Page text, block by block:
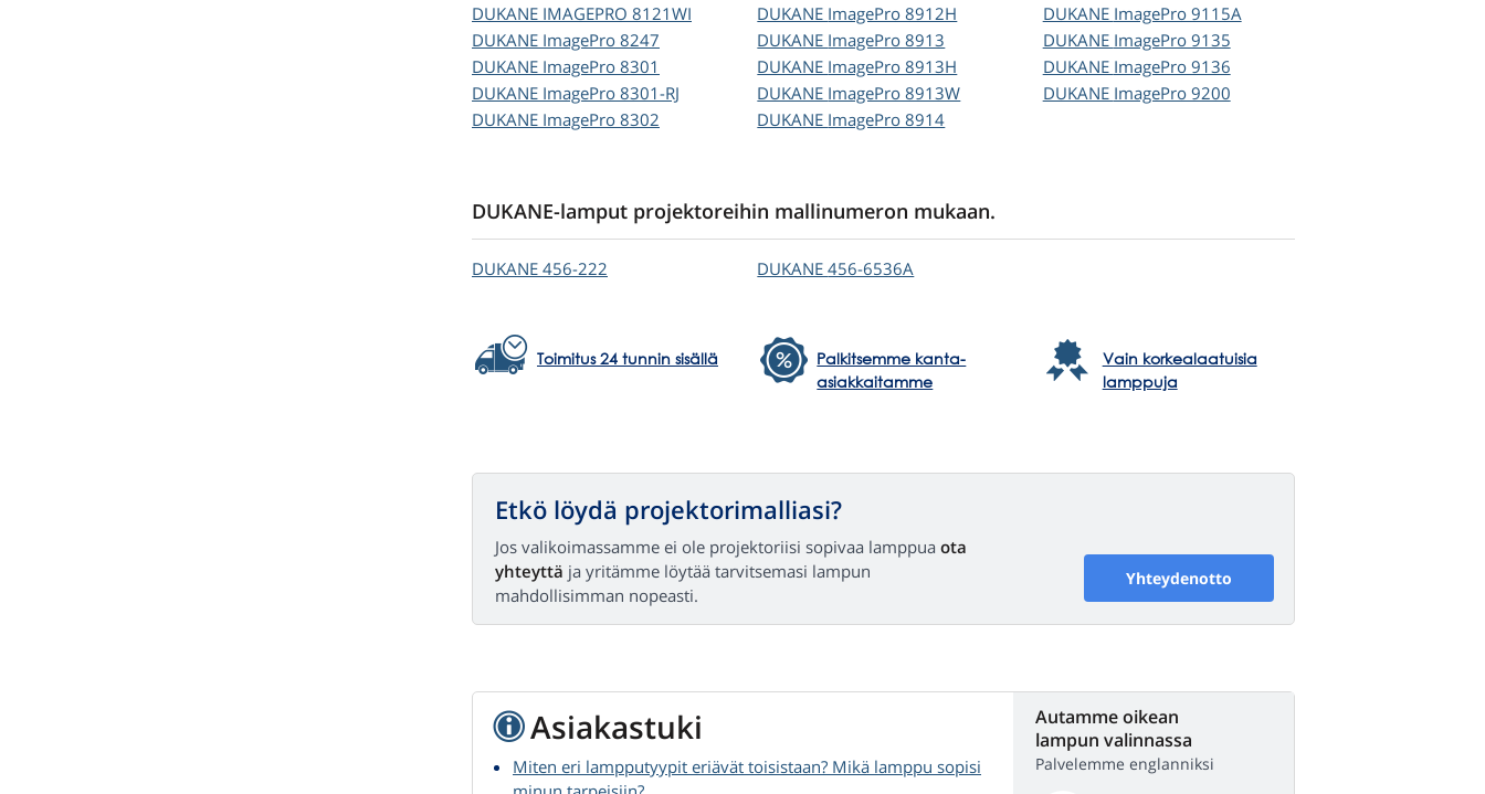
DUKANE IMAGEPRO 8121WI
DUKANE ImagePro 8247
DUKANE ImagePro 8301
DUKANE ImagePro 8301-RJ
DUKANE ImagePro 8302
DUKANE ImagePro 8912H
DUKANE ImagePro 8913
DUKANE ImagePro 8913H
DUKANE ImagePro 8913W
DUKANE ImagePro 8914
DUKANE ImagePro 9115A
DUKANE ImagePro 9135
DUKANE ImagePro 9136
DUKANE ImagePro 9200
DUKANE-lamput projektoreihin mallinumeron mukaan.
DUKANE 456-222 DUKANE456-6536A
Toimitus 24 tunnin sisällä
Palkitsemme kanta-
asiakkaitamme
Vain korkealaatuisia
lamppuja
Etkö löydä projektorimalliasi?
Jos valikoimassamme ei ole projektoriisi sopivaa lamppua ota
yhteyttä ja yritämme löytää tarvitsemasi lampun
mahdollisimman nopeasti.
Yhteydenotto
Asiakastuki
Miten eri lampputyypit eriävät toisistaan? Mikä lamppu sopisi
Autamme oikean
lampun valinnassa
Palvelemme englanniksi